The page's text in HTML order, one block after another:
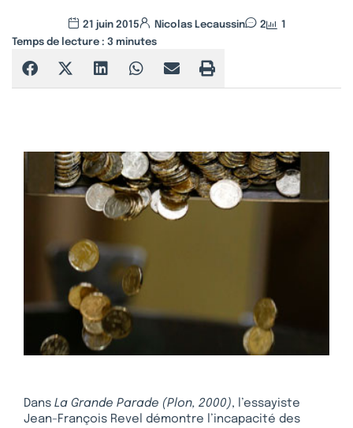
21 juin 2015 Nicolas Lecaussin 2
1
Temps de lecture : 3 minutes
Dans La Grande Parade (Plon, 2000), l’essayiste
Jean-François Revel démontre l’incapacité des